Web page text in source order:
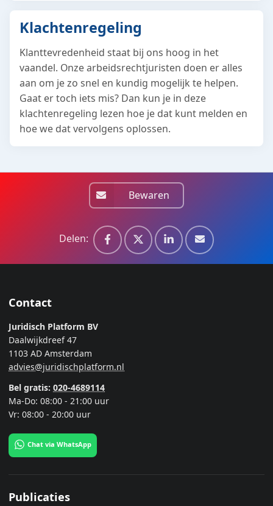
Klachtenregeling
Klanttevredenheid staat bij ons hoog in het
vaandel. Onze arbeidsrechtjuristen doen er alles
aan om je zo snel en kundig mogelijk te helpen.
Gaat er toch iets mis? Dan kun je in deze
klachtenregeling lezen hoe je dat kunt melden en
hoe we dat vervolgens oplossen.
Bewaren
Delen:
Contact
Juridisch Platform BV
Daalwijkdreef 47
1103 AD Amsterdam
advies@juridischplatform.nl
Bel gratis: 020-4689114
Ma-Do: 08:00 - 21:00 uur
Vr: 08:00 - 20:00 uur
Chat via WhatsApp
Publicaties